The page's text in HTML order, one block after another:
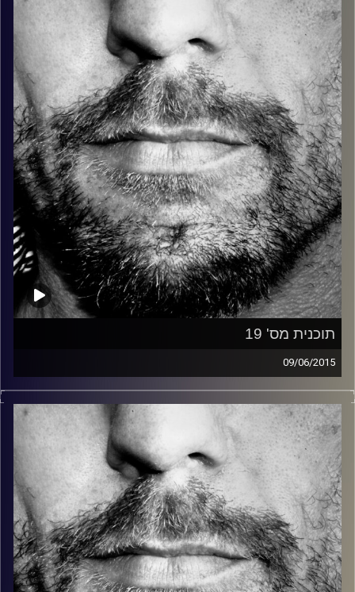
כל מה שחי, אמיתי ונושם.
עם שמוליק רגב.
קרדיט תמונות: David Goehring
תוכנית מס' 19
09/06/2015
זיפים, מוזיקה מחוספסת של הופעות חיות. הרבה ג'אם, רוק,
בלוז, bluegrass, ג'אז, Fאנק, פרוגרסיב ואפילו אלקטרוניקה.
כל מה שחי, אמיתי ונושם.
עם שמוליק רגב.
קרדיט תמונות: David Goehring